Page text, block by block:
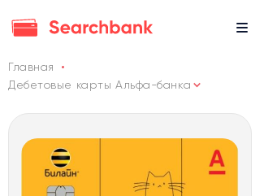
Главная
Дебетовые карты Альфа-банка